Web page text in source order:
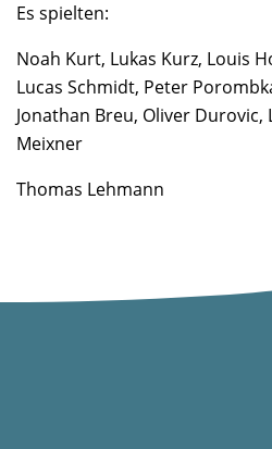
Es spielten:
Noah Kurt, Lukas Kurz, Louis
Lucas Schmidt, Peter
Jonathan Breu, Oliver
Meixner
Thomas Lehmann